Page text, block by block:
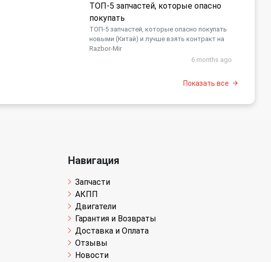
​ТОП-5 запчастей, которые опасно
покупать
​ТОП-5 запчастей, которые опасно покупать
новыми (Китай) и лучше взять контракт на
Razbor-Mir
6 months ago
Показать все
Навигация
Запчасти
АКПП
Двигатели
Гарантия и Возвраты
Доставка и Оплата
Отзывы
Новости